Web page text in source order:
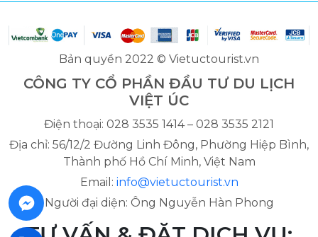
Bản quyền 2022 © Vietuctourist.vn
CÔNG TY CỔ PHẦN ĐẦU TƯ DU LỊCH
VIỆT ÚC
Điện thoại: 028 3535 1414 – 028 3535 2121
Địa chỉ: 56/12/2 Đường Linh Đông, Phường Hiệp Bình,
Thành phố Hồ Chí Minh, Việt Nam
Email: info@vietuctourist.vn
Người đại diện: Ông Nguyễn Hàn Phong